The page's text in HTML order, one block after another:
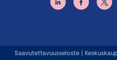
Saavutettavuusseloste |